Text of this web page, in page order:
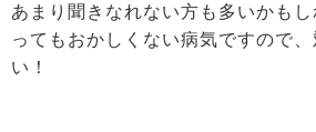
あまり聞きなれない方も多いかも
ってもおかしくない病気ですので
い！